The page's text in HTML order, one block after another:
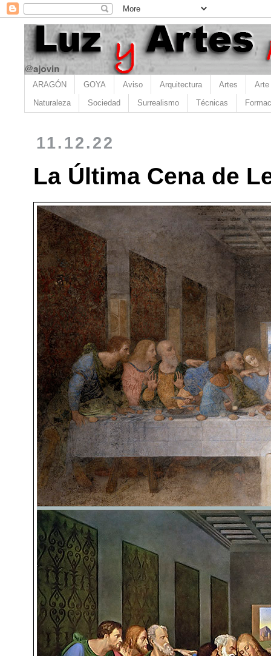
ARAGÓN GOYA Aviso Arquitectura Artes Arte
Naturaleza Sociedad Surrealismo Técnicas
11.12.22
La Última Cena de